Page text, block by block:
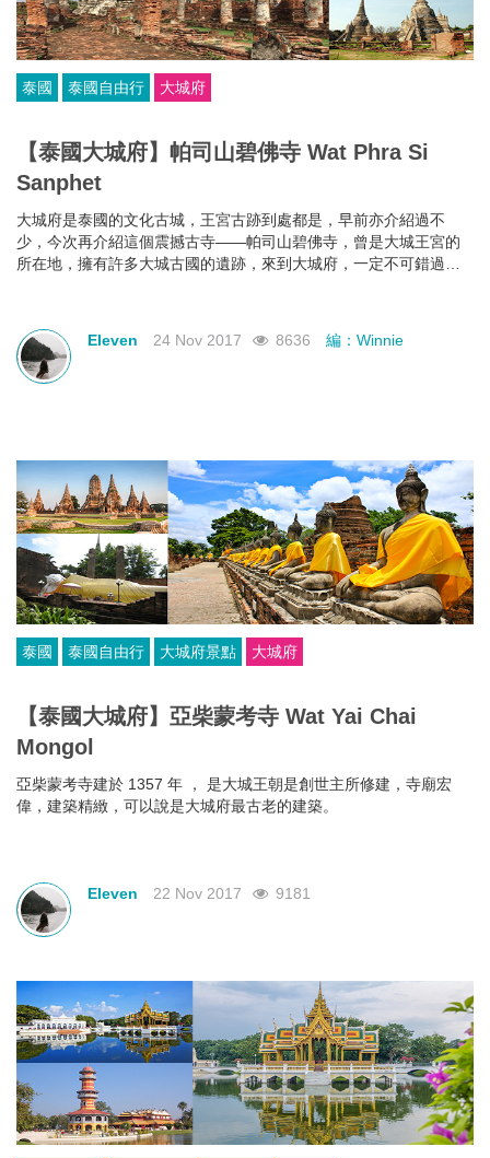
泰國 泰國自由行 大城府
【泰國大城府】帕司山碧佛寺 Wat Phra Si
Sanphet
大城府是泰國的文化古城，王宮古跡到處都是，早前亦介紹過不
少，今次再介紹這個震撼古寺——帕司山碧佛寺，曾是大城王宮的
所在地，擁有許多大城古國的遺跡，來到大城府，一定不可錯過這
Eleven 24 Nov 2017 8636 編：Winnie
泰國 泰國自由行 大城府景點 大城府
【泰國大城府】亞柴蒙考寺 Wat Yai Chai
Mongol
亞柴蒙考寺建於 1357 年 ， 是大城王朝是創世主所修建，寺廟宏
偉，建築精緻，可以說是大城府最古老的建築。
Eleven 22 Nov 2017 9181